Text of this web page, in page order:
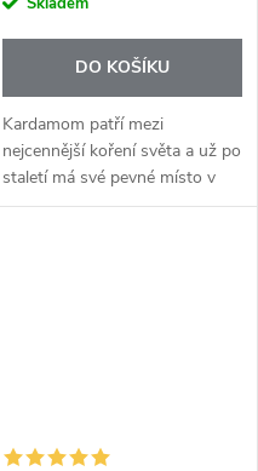
DO KOŠÍKU
Kardamom patří mezi
nejcennější koření světa a už po
staletí má své pevné místo v
kuchyních napříč kontinenty.